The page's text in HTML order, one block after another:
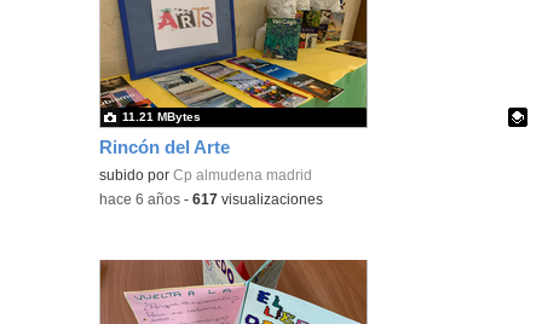
Rincón del Arte
Contenido educativo.
subido porCp almudena madrid
11.21 MBytes
-hace 6 años -617 visualizaciones